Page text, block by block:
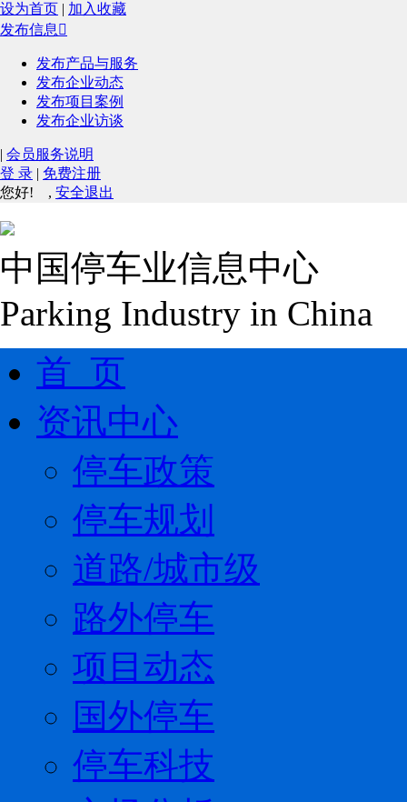
设为首页 | 加入收藏
发布信息 
发布产品与服务
发布企业动态
发布项目案例
发布企业访谈
| 会员服务说明
登 录 | 免费注册
您好!
, 安全退出
中国停车业信息中心
Parking Industry in China
首 页
资讯中心
停车政策
停车规划
道路/城市级
路外停车
项目动态
国外停车
停车科技